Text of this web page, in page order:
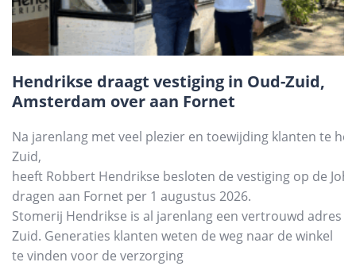
Hendrikse draagt vestiging in Oud-Zuid,
Amsterdam over aan Fornet
Na jarenlang met veel plezier en toewijding klanten te
Zuid,
heeft Robbert Hendrikse besloten de vestiging op de
dragen aan Fornet per 1 augustus 2026.
Stomerij Hendrikse is al jarenlang een vertrouwd adres
Zuid. Generaties klanten weten de weg naar de winkel
te vinden voor de verzorging